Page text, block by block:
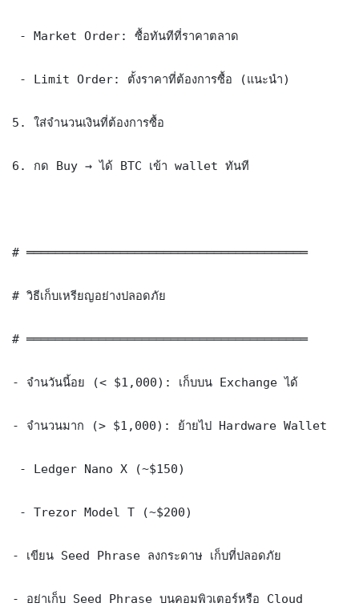
- Market Order: ซื้อทันทีที่ราคาตลาด
- Limit Order: ตั้งราคาที่ต้องการซื้อ (แนะนำ)
5. ใส่จำนวนเงินที่ต้องการซื้อ
6. กด Buy → ได้ BTC เข้า wallet ทันที
# ═══════════════════════════════════════
# วิธีเก็บเหรียญอย่างปลอดภัย
# ═══════════════════════════════════════
- จำนวันนี้อย (< $1,000): เก็บบน Exchange ได้
- จำนวนมาก (> $1,000): ย้ายไป Hardware Wallet
- Ledger Nano X (~$150)
- Trezor Model T (~$200)
- เขียน Seed Phrase ลงกระดาษ เก็บที่ปลอดภัย
- อย่าเก็บ Seed Phrase บนคอมพิวเตอร์หรือ Cloud